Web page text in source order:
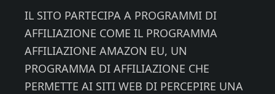
IL SITO PARTECIPA A PROGRAMMI DI
AFFILIAZIONE COME IL PROGRAMMA
AFFILIAZIONE AMAZON EU, UN
PROGRAMMA DI AFFILIAZIONE CHE
PERMETTE AI SITI WEB DI PERCEPIRE UNA